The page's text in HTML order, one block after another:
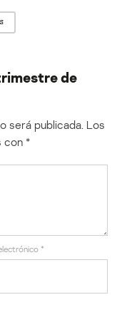
de
será publicada. Los
con *
*